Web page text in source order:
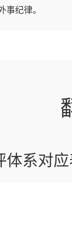
纪律。
体系对